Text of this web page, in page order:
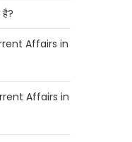
Affairs in
Affairs in